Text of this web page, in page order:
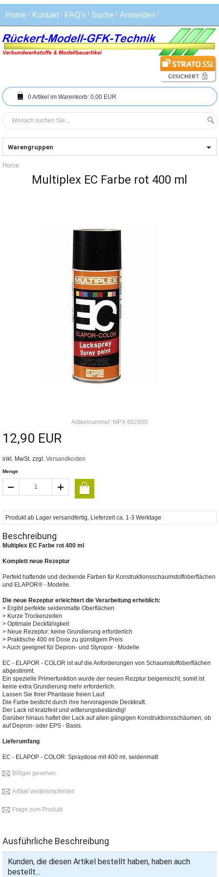
Home Kontakt FAQ's Suche Anmelden
0Artikel im Warenkorb: 0,00 EUR
Warengruppen
Home
Multiplex EC Farbe rot 400 ml
Artikelnummer: MPX 602800
12,90 EUR
inkl. MwSt. zzgl. Versandkosten
Menge
Produkt ab Lager versandfertig, Lieferzeit ca. 1-3 Werktage
Beschreibung
Multiplex EC Farbe rot 400 ml
Komplett neue Rezeptur
Perfekt haftende und deckende Farben für Konstruktionsschaumstoffoberflächen
und ELAPOR® - Modelle.
Die neue Rezeptur erleichtert die Verarbeitung erheblich:
> Ergibt perfekte seidenmatte Oberflächen
> Kurze Trockenzeiten
> Optimale Deckfähigkeit
> Neue Rezeptur: keine Grundierung erforderlich
> Praktische 400 ml Dose zu günstigem Preis
> Auch geeignet für Depron- und Styropor - Modelle
EC - ELAPOR - COLOR ist auf die Anforderungen von Schaumstoffoberflächen
abgestimmt.
Ein spezielle Primerfunktion wurde der neuen Rezptur beigemischt, somit ist
keine extra Grundierung mehr erforderlich.
Lassen Sie Ihrer Phantasie freien Lauf.
Die Farbe besticht durch ihre hervoragende Deckkraft.
Der Lack ist kratzfest und witterungsbeständig!
Darüber hinaus haftet der Lack auf allen gängigen Konstruktionsschäumen, ob
auf Depron- oder EPS - Basis.
Lieferumfang
EC - ELAPOP - COLOR: Spraydose mit 400 ml, seidenmatt
Billiger gesehen
Artikel weiterempfehlen
Frage zum Produkt
Ausführliche Beschreibung
Kunden, die diesen Artikel bestellt haben, haben auch
bestellt...